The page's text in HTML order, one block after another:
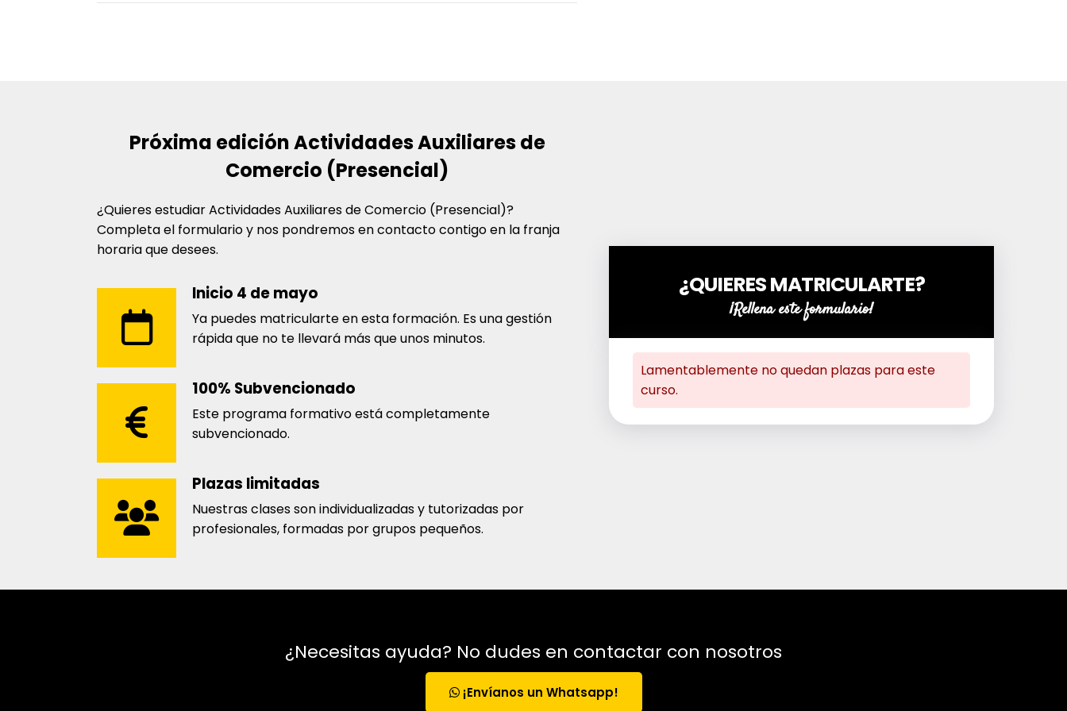
Próxima ediciónActividades Auxiliares de
Comercio (Presencial)
¿Quieres estudiarActividades Auxiliares de Comercio (Presencial)?
Completa el formulario y nos pondremos en contacto contigo en la franja
horaria que desees.
Inicio 4 de mayo
Ya puedes matricularte en esta formación. Es una gestión
rápida que no te llevará más que unos minutos.
100% Subvencionado
Este programa formativo está completamente
subvencionado.
Plazas limitadas
Nuestras clases son individualizadas y tutorizadas por
profesionales, formadas por grupos pequeños.
¿QUIERES MATRICULARTE?
¡Rellena este formulario!
Lamentablemente no quedan plazas para este
curso.
¿Necesitas ayuda? No dudes en contactar con nosotros
¡Envíanos un Whatsapp!